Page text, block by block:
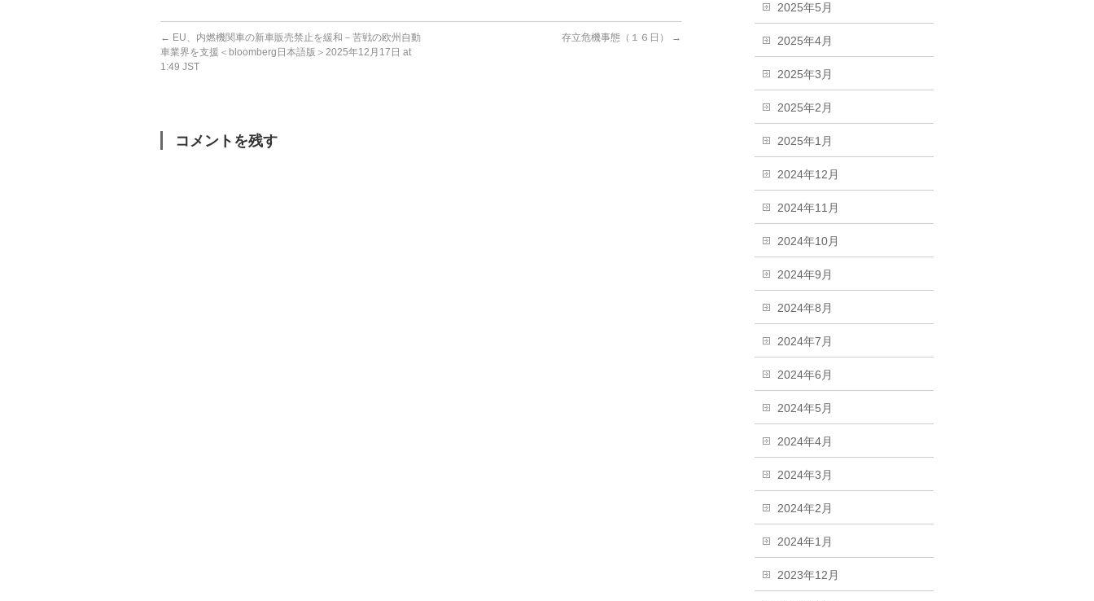
← EU、内燃機関車の新車販売禁止を緩和－苦戦の欧州自動
車業界を支援＜bloomberg日本語版＞2025年12月17日 at
1:49 JST
存立危機事態（１６日） →
コメントを残す
2025年5月
2025年4月
2025年3月
2025年2月
2025年1月
2024年12月
2024年11月
2024年10月
2024年9月
2024年8月
2024年7月
2024年6月
2024年5月
2024年4月
2024年3月
2024年2月
2024年1月
2023年12月